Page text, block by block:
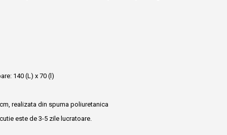
140 (L) x 70 (l)
realizata din spuma poliuretanica
este de 3-5 zile lucratoare.